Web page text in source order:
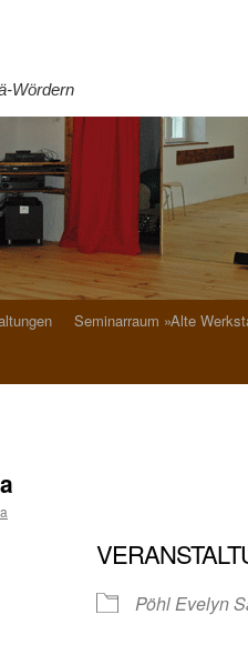
Wördern
Seminarraum »Alte
Pöhl Evelyn